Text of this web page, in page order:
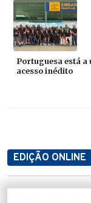
Portuguesa está
acesso inédito
EDIÇÃO ONLINE